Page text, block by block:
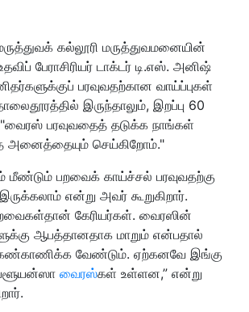
கல்லூரி மருத்துவமனையின்
பேராசிரியர் டாக்டர் டி.எஸ். அனிஷ்
பரவுவதற்கான வாய்ப்புகள்
இருந்தாலும், இறப்பு 60
பரவுவதைத் தடுக்க நாங்கள்
அனைத்தையும் செய்கிறோம்."
மீண்டும் பறவைக் காய்ச்சல் பரவுவதற்கு
என்று அவர் கூறுகிறார்.
கேரியர்கள். வைரஸின்
ஆபத்தானதாக மாறும் என்பதால்
வேண்டும். ஏற்கனவே இங்கு
வைரஸ்கள் உள்ளன,” என்று